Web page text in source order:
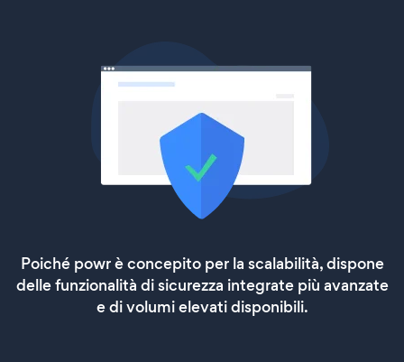
Poiché powr è concepito per la scalabilità, dispone
delle funzionalità di sicurezza integrate più avanzate
e di volumi elevati disponibili.